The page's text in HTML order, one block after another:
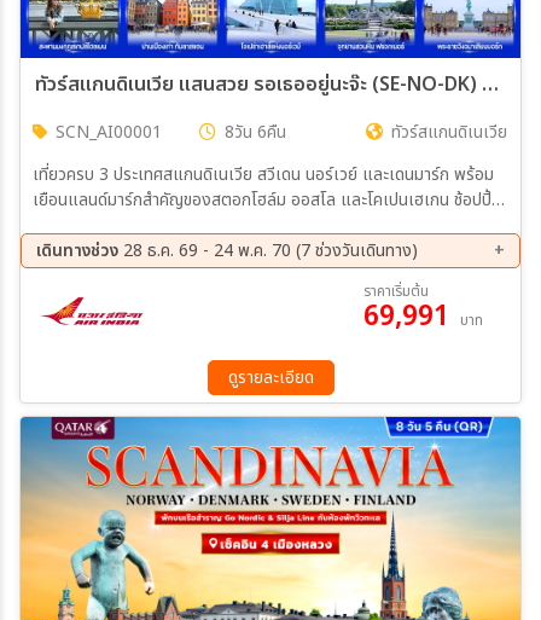
ถึงวันที่
เฉพาะเดือน
เฉพาะเทศกาล
ค้นหา
ทัวร์สแกนดิเนเวีย แสนสวย รอเธออยู่นะจ๊ะ (SE-NO-DK) 8วัน 6คืน (AI)
SCN_AI00001 8วัน 6คืน
ทัวร์สแกนดิเนเวีย
เที่ยวครบ 3 ประเทศสแกนดิเนเวีย สวีเดน นอร์เวย์ และเดนมาร์ก พร้อม
เยือนแลนด์มาร์กสำคัญของสตอกโฮล์ม ออสโล และโคเปนเฮเกน ช้อปปิ้ง
Strøget พร้อมเช็กอิน Gamla Stan, The Little Mermaid และ
Nyhavn สัมผัสประสบการณ์ล่องเรือสำราญ DFDS Seaways ข้ามคืน
จากออสโลสู่โคเปนเฮเกน เติมเต็มทริปสแกนดิเนเวียสุดประทับใจ
เดินทางช่วง 28 ธ.ค. 69 - 24 พ.ค. 70 (7 ช่วงวันเดินทาง)
15 มี.ค 70 - 22 มี.ค 70
29 มี.ค 70 - 05 เม.ย 70
05 เม.ย 70 - 12 เม.ย 70
26 เม.ย 70 - 03 พ.ค. 70
ราคาเริ่มต้น
69,991 บาท
ดูรายละเอียด